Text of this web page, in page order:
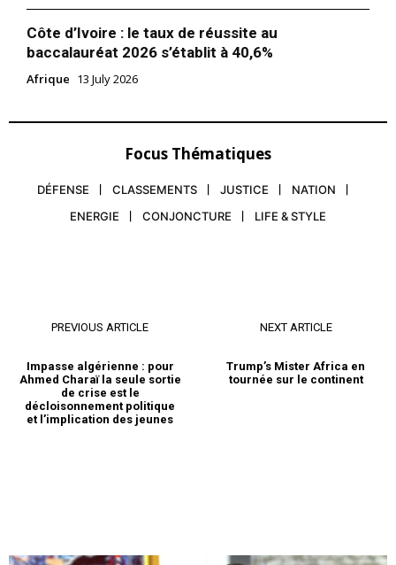
Côte d’Ivoire : le taux de réussite au
baccalauréat 2026 s’établit à 40,6%
Afrique 13 July 2026
Focus Thématiques
DÉFENSE CLASSEMENTS JUSTICE
NATION
ENERGIE
CONJONCTURE LIFE & STYLE
PREVIOUS ARTICLE
Impasse algérienne : pour
Ahmed Charaï la seule sortie
de crise est le
décloisonnement politique
et l’implication des jeunes
NEXT ARTICLE
Trump’s Mister Africa en
tournée sur le continent